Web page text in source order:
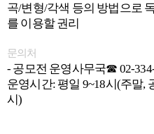
곡/변형/각색 등의 방법으로
를 이용할 권리
문의처
- 공모전 운영사무국☎ 02-
운영시간: 평일 9~18시(주말,
시)